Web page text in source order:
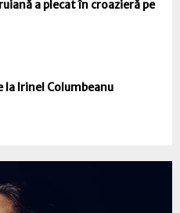
a plecat în croazieră pe
la Irinel Columbeanu